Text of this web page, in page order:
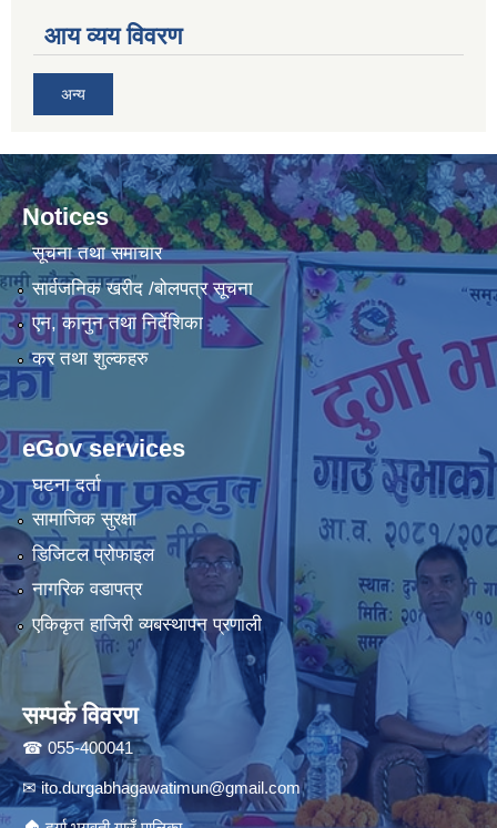
आय व्यय विवरण
अन्य
Notices
सूचना तथा समाचार
सार्वजनिक खरीद /बोलपत्र सूचना
एन, कानुन तथा निर्देशिका
कर तथा शुल्कहरु
eGov services
घटना दर्ता
सामाजिक सुरक्षा
डिजिटल प्रोफाइल
नागरिक वडापत्र
एकिकृत हाजिरी व्यबस्थापन प्रणाली
सम्पर्क विवरण
☎ 055-400041
✉ito.durgabhagawatimun@gmail.com